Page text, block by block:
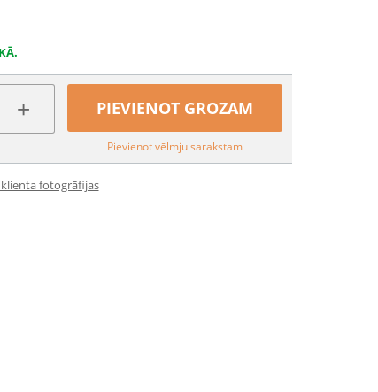
+ PIEVIENOT GROZAM
Pievienot vēlmju sarakstam
fotogrāfijas